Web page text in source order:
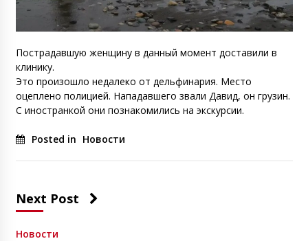
Пострадавшую женщину в данный момент доставили в
клинику.
Это произошло недалеко от дельфинария. Место
оцеплено полицией. Нападавшего звали Давид, он грузин.
С иностранкой они познакомились на экскурсии.
Posted in Новости
Next Post
Новости